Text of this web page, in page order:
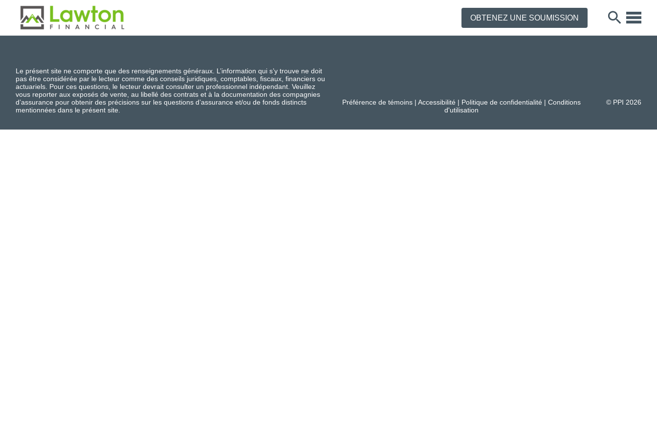
OBTENEZ UNE SOUMISSION
Le présent site ne comporte que des renseignements généraux. L’information qui s’y trouve ne doit
pas être considérée par le lecteur comme des conseils juridiques, comptables, fiscaux, financiers ou
actuariels. Pour ces questions, le lecteur devrait consulter un professionnel indépendant. Veuillez
vous reporter aux exposés de vente, au libellé des contrats et à la documentation des compagnies
d’assurance pour obtenir des précisions sur les questions d’assurance et/ou de fonds distincts
mentionnées dans le présent site.
Préférence de témoins | Accessibilité | Politique de confidentialité | Conditions
d'utilisation
© PPI 2026